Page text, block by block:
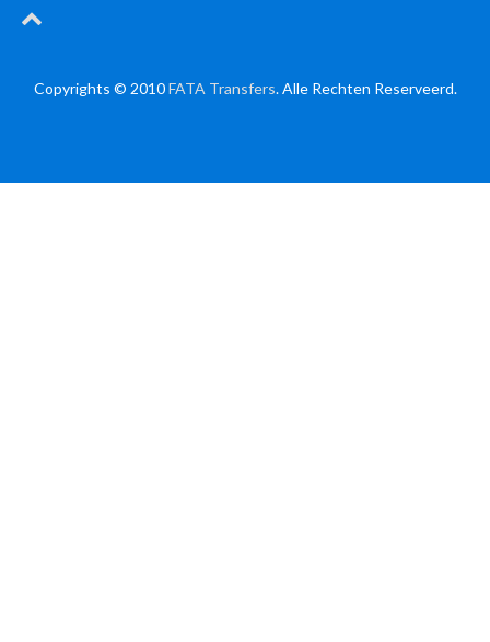
Copyrights © 2010FATA Transfers. Alle Rechten Reserveerd.